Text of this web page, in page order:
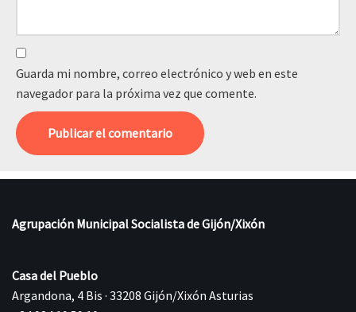
Guarda mi nombre, correo electrónico y web en este
navegador para la próxima vez que comente.
Agrupación Municipal Socialista de Gijón/Xixón
Casa del Pueblo
Argandona, 4 Bis · 33208 Gijón/Xixón Asturias